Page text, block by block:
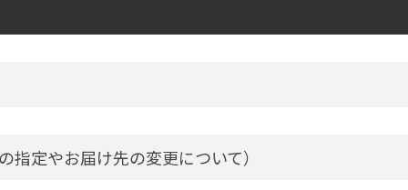
指定やお届け先の変更について）